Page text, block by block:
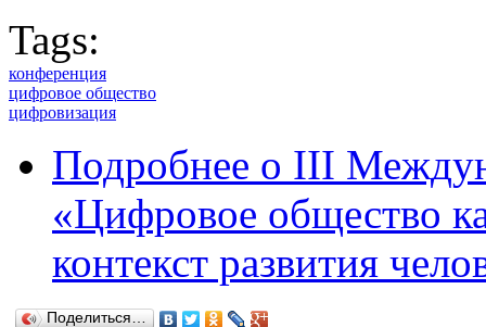
Tags:
конференция
цифровое общество
цифровизация
Подробнее о III
«Цифровое общество
контекст развития
Поделиться…